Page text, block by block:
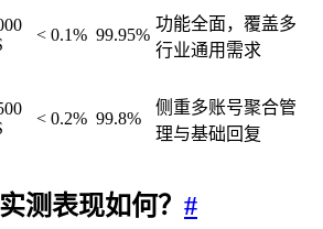
< 0.1% 99.95%
功能全面，覆盖多
行业通用需求
< 0.2% 99.8%
侧重多账号聚合管
理与基础回复
测表现如何？ #